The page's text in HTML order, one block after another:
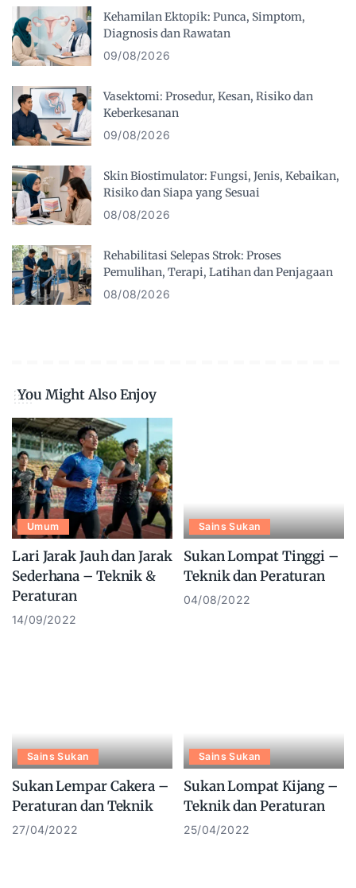
Kehamilan Ektopik: Punca, Simptom,
Diagnosis dan Rawatan
09/08/2026
Vasektomi: Prosedur, Kesan, Risiko dan
Keberkesanan
09/08/2026
Skin Biostimulator: Fungsi, Jenis, Kebaikan,
Risiko dan Siapa yang Sesuai
08/08/2026
Rehabilitasi Selepas Strok: Proses
Pemulihan, Terapi, Latihan dan Penjagaan
08/08/2026
You Might Also Enjoy
Umum
Lari Jarak Jauh dan Jarak
Sederhana – Teknik &
Peraturan
14/09/2022
Sains Sukan
Sukan Lompat Tinggi –
Teknik dan Peraturan
04/08/2022
Sains Sukan
Sukan Lempar Cakera –
Peraturan dan Teknik
27/04/2022
Sains Sukan
Sukan Lompat Kijang –
Teknik dan Peraturan
25/04/2022